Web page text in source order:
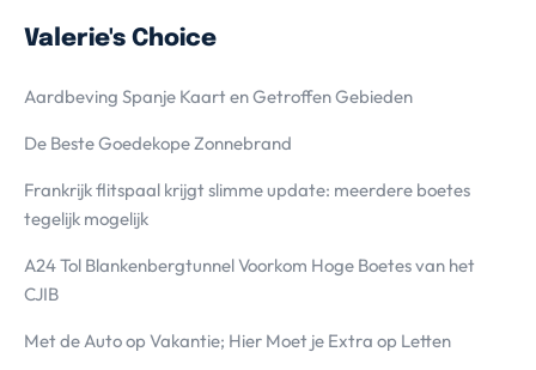
Valerie's Choice
Aardbeving Spanje Kaart en Getroffen Gebieden
De Beste Goedekope Zonnebrand
Frankrijk flitspaal krijgt slimme update: meerdere boetes
tegelijk mogelijk
A24 Tol Blankenbergtunnel Voorkom Hoge Boetes van het
CJIB
Met de Auto op Vakantie; Hier Moet je Extra op Letten